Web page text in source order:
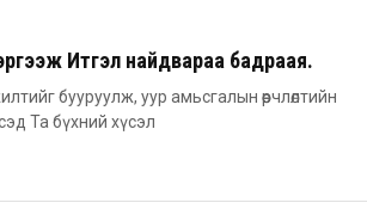
Итгэл найдвараа бадраая.
бууруулж, уур амьсгалын өөрчлөлтийн
Та бүхний хүсэл